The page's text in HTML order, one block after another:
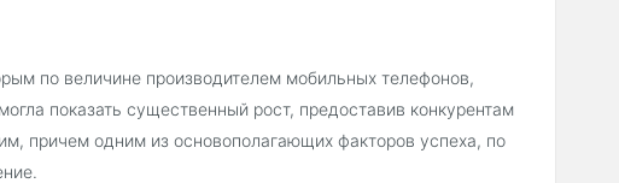
по величине производителем мобильных телефонов,
показать существенный рост, предоставив конкурентам
причем одним из основополагающих факторов успеха, по